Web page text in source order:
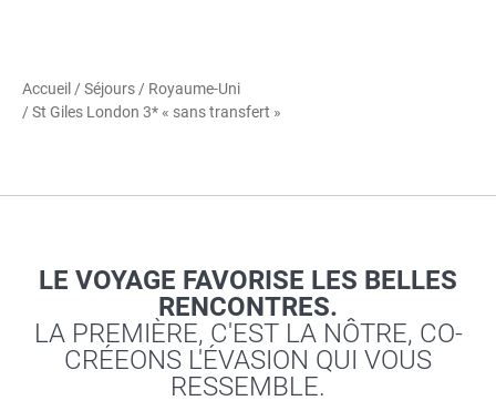
Accueil /Séjours / Royaume-Uni
/ St Giles London 3* « sans transfert »
LE VOYAGE FAVORISE LES BELLES
RENCONTRES.
LA PREMIÈRE, C'EST LA NÔTRE, CO-
CRÉEONS L'ÉVASION QUI VOUS
RESSEMBLE.